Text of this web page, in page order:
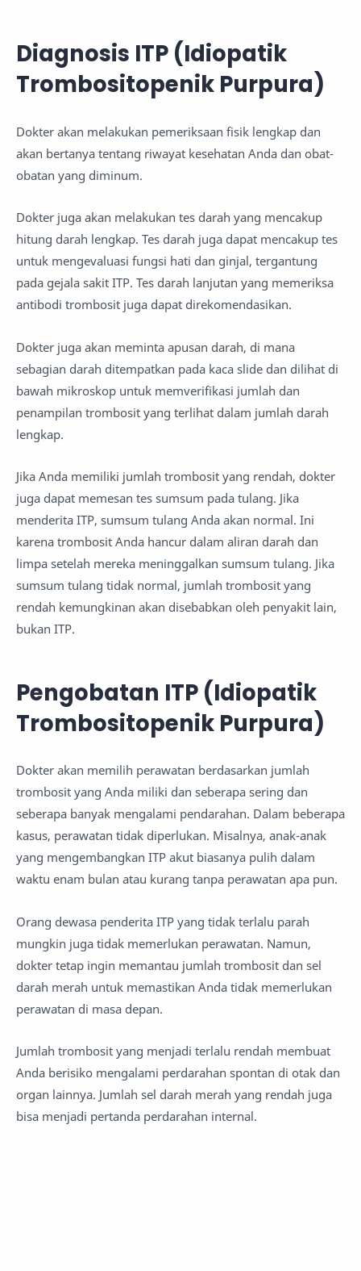
Diagnosis ITP (Idiopatik
Trombositopenik Purpura)
Dokter akan melakukan pemeriksaan fisik lengkap dan
akan bertanya tentang riwayat kesehatan Anda dan obat-
obatan yang diminum.
Dokter juga akan melakukan tes darah yang mencakup
hitung darah lengkap. Tes darah juga dapat mencakup tes
untuk mengevaluasi fungsi hati dan ginjal, tergantung
pada gejala sakit ITP. Tes darah lanjutan yang memeriksa
antibodi trombosit juga dapat direkomendasikan.
Dokter juga akan meminta apusan darah, di mana
sebagian darah ditempatkan pada kaca slide dan dilihat di
bawah mikroskop untuk memverifikasi jumlah dan
penampilan trombosit yang terlihat dalam jumlah darah
lengkap.
Jika Anda memiliki jumlah trombosit yang rendah, dokter
juga dapat memesan tes sumsum pada tulang. Jika
menderita ITP, sumsum tulang Anda akan normal. Ini
karena trombosit Anda hancur dalam aliran darah dan
limpa setelah mereka meninggalkan sumsum tulang. Jika
sumsum tulang tidak normal, jumlah trombosit yang
rendah kemungkinan akan disebabkan oleh penyakit lain,
bukan ITP.
Pengobatan ITP (Idiopatik
Trombositopenik Purpura)
Dokter akan memilih perawatan berdasarkan jumlah
trombosit yang Anda miliki dan seberapa sering dan
seberapa banyak mengalami pendarahan. Dalam beberapa
kasus, perawatan tidak diperlukan. Misalnya, anak-anak
yang mengembangkan ITP akut biasanya pulih dalam
waktu enam bulan atau kurang tanpa perawatan apa pun.
Orang dewasa penderita ITP yang tidak terlalu parah
mungkin juga tidak memerlukan perawatan. Namun,
dokter tetap ingin memantau jumlah trombosit dan sel
darah merah untuk memastikan Anda tidak memerlukan
perawatan di masa depan.
Jumlah trombosit yang menjadi terlalu rendah membuat
Anda berisiko mengalami perdarahan spontan di otak dan
organ lainnya. Jumlah sel darah merah yang rendah juga
bisa menjadi pertanda perdarahan internal.